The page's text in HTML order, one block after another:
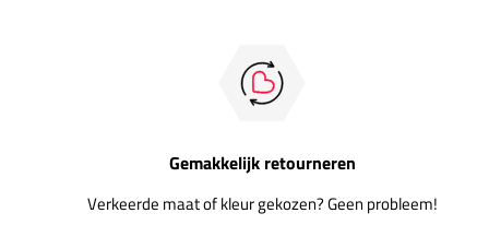
Gemakkelijk retourneren
Verkeerde maat of kleur gekozen? Geen probleem!